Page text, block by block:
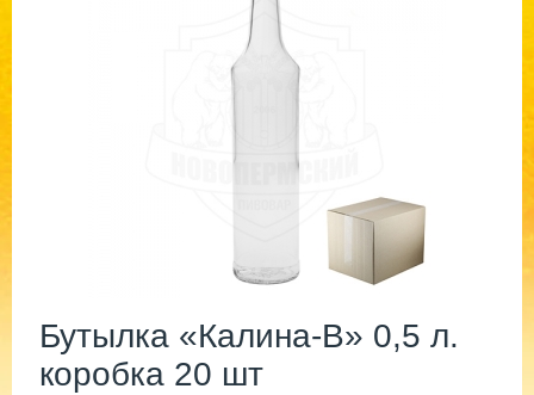
Бутылка «Калина-В» 0,5 л.
коробка 20 шт